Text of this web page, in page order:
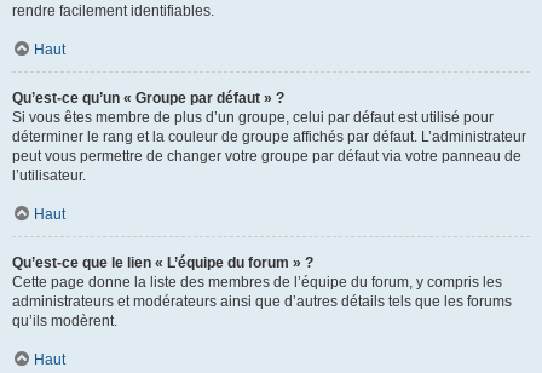
rendre facilement identifiables.
Haut
Qu’est-ce qu’un « Groupe par défaut » ?
Si vous êtes membre de plus d’un groupe, celui par défaut est utilisé pour
déterminer le rang et la couleur de groupe affichés par défaut. L’administrateur
peut vous permettre de changer votre groupe par défaut via votre panneau de
l’utilisateur.
Haut
Qu’est-ce que le lien « L’équipe du forum » ?
Cette page donne la liste des membres de l’équipe du forum, y compris les
administrateurs et modérateurs ainsi que d’autres détails tels que les forums
qu’ils modèrent.
Haut